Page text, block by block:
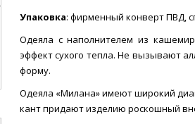
Упаковка: фирменный конверт ПВД,
Одеяла с наполнителем из
эффект сухого тепла. Не вызывают
форму.
Одеяла «Милана» имеют широкий
кант придают изделию роскошный